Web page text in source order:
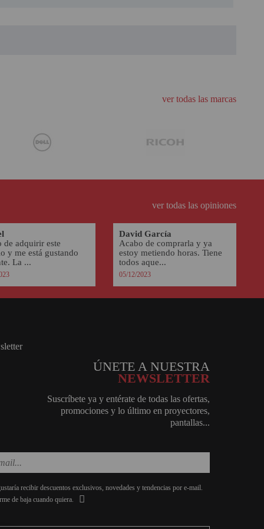
ver todas las marcas
ver todas las opiniones
de adquirir este
y me está gustando
La ...
David García
Acabo de comprarla y ya
estoy metiendo horas. Tiene
todos aque...
05/12/2023
ÚNETE A NUESTRA
NEWSLETTER
Suscríbete ya y entérate de todas las ofertas,
promociones y lo último en proyectores,
pantallas...
recibir descuentos exclusivos, novedades y tendencias por e-mail.
de baja cuando quiera.